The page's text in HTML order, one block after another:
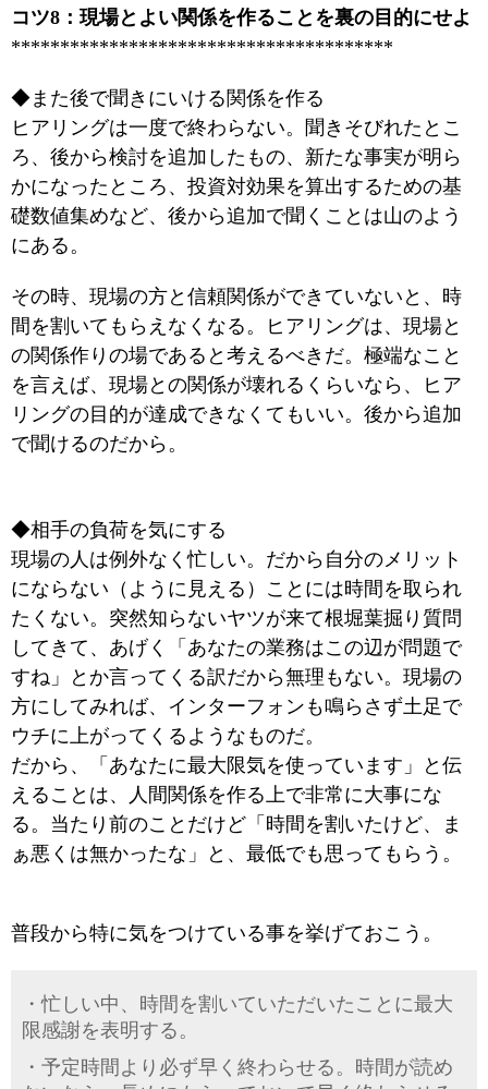
コツ8：現場とよい関係を作ることを裏の目的にせよ
***************************************
◆また後で聞きにいける関係を作る
ヒアリングは一度で終わらない。聞きそびれたとこ
ろ、後から検討を追加したもの、新たな事実が明ら
かになったところ、投資対効果を算出するための基
礎数値集めなど、後から追加で聞くことは山のよう
にある。
その時、現場の方と信頼関係ができていないと、時
間を割いてもらえなくなる。ヒアリングは、現場と
の関係作りの場であると考えるべきだ。極端なこと
を言えば、現場との関係が壊れるくらいなら、ヒア
リングの目的が達成できなくてもいい。後から追加
で聞けるのだから。
◆相手の負荷を気にする
現場の人は例外なく忙しい。だから自分のメリット
にならない（ように見える）ことには時間を取られ
たくない。突然知らないヤツが来て根堀葉掘り質問
してきて、あげく「あなたの業務はこの辺が問題で
すね」とか言ってくる訳だから無理もない。現場の
方にしてみれば、インターフォンも鳴らさず土足で
ウチに上がってくるようなものだ。
だから、「あなたに最大限気を使っています」と伝
えることは、人間関係を作る上で非常に大事にな
る。当たり前のことだけど「時間を割いたけど、ま
ぁ悪くは無かったな」と、最低でも思ってもらう。
普段から特に気をつけている事を挙げておこう。
・忙しい中、時間を割いていただいたことに最大
限感謝を表明する。
・予定時間より必ず早く終わらせる。時間が読め